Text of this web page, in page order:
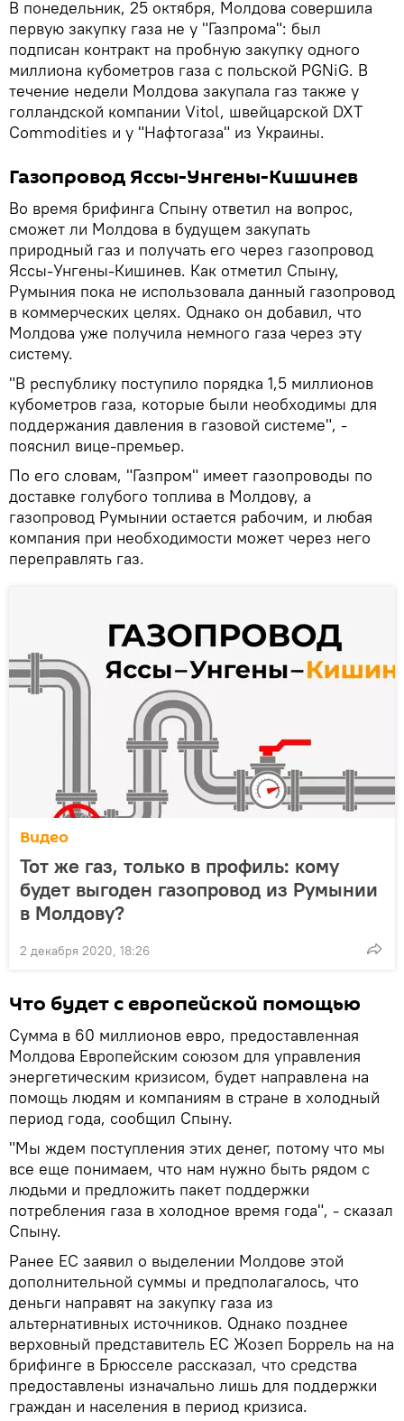
В понедельник, 25 октября, Молдова совершила
первую закупку газа не у "Газпрома": был
подписан контракт на пробную закупку одного
миллиона кубометров газа с польской PGNiG. В
течение недели Молдова закупала газ также у
голландской компании Vitol, швейцарской DXT
Commodities и у "Нафтогаза" из Украины.
Газопровод Яссы-Унгены-Кишинев
Во время брифинга Спыну ответил на вопрос,
сможет ли Молдова в будущем закупать
природный газ и получать его через газопровод
Яссы-Унгены-Кишинев. Как отметил Спыну,
Румыния пока не использовала данный газопровод
в коммерческих целях. Однако он добавил, что
Молдова уже получила немного газа через эту
систему.
"В республику поступило порядка 1,5 миллионов
кубометров газа, которые были необходимы для
поддержания давления в газовой системе", -
пояснил вице-премьер.
По его словам, "Газпром" имеет газопроводы по
доставке голубого топлива в Молдову, а
газопровод Румынии остается рабочим, и любая
компания при необходимости может через него
переправлять газ.
Видео
Тот же газ, только в профиль: кому
будет выгоден газопровод из Румынии
в Молдову?
2 декабря 2020, 18:26
Что будет с европейской помощью
Сумма в 60 миллионов евро, предоставленная
Молдова Европейским союзом для управления
энергетическим кризисом, будет направлена на
помощь людям и компаниям в стране в холодный
период года, сообщил Спыну.
"Мы ждем поступления этих денег, потому что мы
все еще понимаем, что нам нужно быть рядом с
людьми и предложить пакет поддержки
потребления газа в холодное время года", - сказал
Спыну.
Ранее ЕС заявил о выделении Молдове этой
дополнительной суммы и предполагалось, что
деньги направят на закупку газа из
альтернативных источников. Однако позднее
верховный представитель ЕС Жозеп Боррель на на
брифинге в Брюсселе рассказал, что средства
предоставлены изначально лишь для поддержки
граждан и населения в период кризиса.